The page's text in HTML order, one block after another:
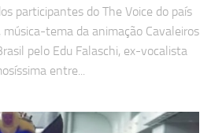
participantes do The Voice do país
tema da animação Cavaleiros
pelo Edu Falaschi, ex-vocalista
entre...